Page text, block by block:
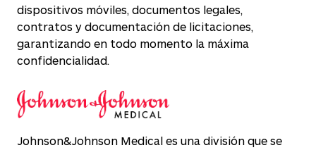
dispositivos móviles, documentos legales,
contratos y documentación de licitaciones,
garantizando en todo momento la máxima
confidencialidad.
Johnson&Johnson Medical es una división que se